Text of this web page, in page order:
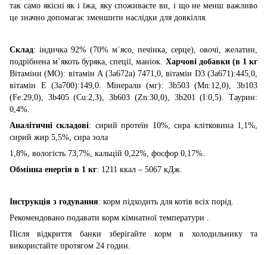
так само якісні як і їжа, яку споживаєте ви, і що не менш важливо
це значно допомагає зменшити наслідки для довкілля.
Склад: індичка 92% (70% м`ясо, печінка, серце), овочі, желатин,
подрібнена м`якоть буряка, спеції, маніок. Харчові добавки (в 1 кг
Вітаміни (МО): вітамін A (3a672a) 7471,0, вітамін D3 (3a671):445,0,
вітамін E (3a700):149,0. Мінерали (мг): 3b503 (Mn:12,0), 3b103
(Fe:29,0), 3b405 (Cu:2,3), 3b603 (Zn:30,0), 3b201 (I:0,5). Таурин:
0,4%.
Аналітичні складові: сирий протеїн 10%, сира клітковина 1,1%,
сирий жир 5,5%, сира зола
1,8%, вологість 73,7%, кальцій 0,22%, фосфор 0,17%.
Обмінна енергія в 1 кг: 1211 ккал – 5067 кДж.
Інструкція з годування: корм підходить для котів всіх порід.
Рекомендовано подавати корм кімнатної температури .
Після відкриття банки зберігайте корм в холодильнику та
використайте протягом 24 годин.